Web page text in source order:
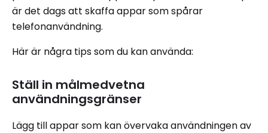
är det dags att skaffa appar som spårar
telefonanvändning.
Här är några tips som du kan använda:
Ställ in målmedvetna
användningsgränser
Lägg till appar som kan övervaka användningen av